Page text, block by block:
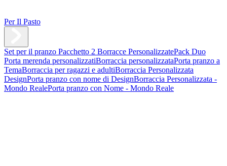
Per Il Pasto
Set per il pranzo Pacchetto 2 Borracce PersonalizzatePack Duo
Porta merenda personalizzatiBorraccia personalizzataPorta pranzo a
TemaBorraccia per ragazzi e adultiBorraccia Personalizzata
DesignPorta pranzo con nome di DesignBorraccia Personalizzata -
Mondo RealePorta pranzo con Nome - Mondo Reale